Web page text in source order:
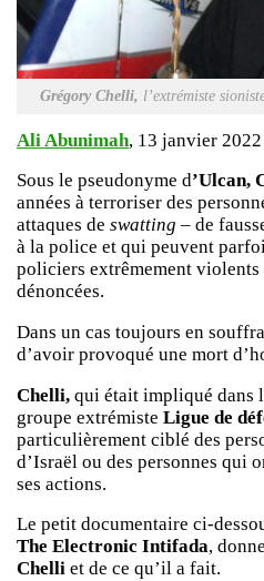
Grégory Chelli, l’extrémiste
Ali Abunimah, 13 janvier 2022
Sous le pseudonyme d’Ulcan,
années à terroriser des
attaques de swatting – de
à la police et qui peuvent
policiers extrêmement violents
dénoncées.
Dans un cas toujours en
d’avoir provoqué une mort
Chelli, qui était impliqué dans
groupe extrémiste Ligue de
particulièrement ciblé des
d’Israël ou des personnes qui
ses actions.
Le petit documentaire ci-
The Electronic Intifada,
Chelli et de ce qu’il a fait.